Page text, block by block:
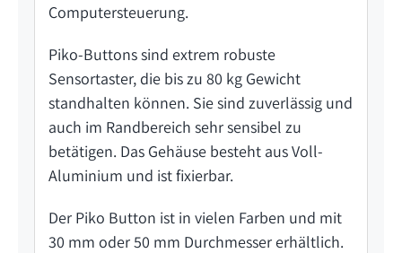
Computersteuerung.
Piko-Buttons sind extrem robuste
Sensortaster, die bis zu 80 kg Gewicht
standhalten können. Sie sind zuverlässig und
auch im Randbereich sehr sensibel zu
betätigen. Das Gehäuse besteht aus Voll-
Aluminium und ist fixierbar.
Der Piko Button ist in vielen Farben und mit
30 mm oder 50 mm Durchmesser erhältlich.